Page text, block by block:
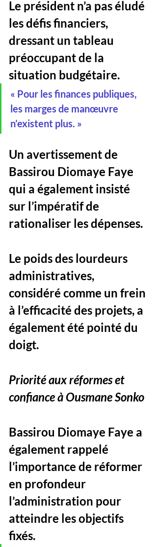
Le président n’a pas éludé
les défis financiers,
dressant un tableau
préoccupant de la
situation budgétaire.
« Pour les finances publiques,
les marges de manœuvre
n’existent plus. »
Un avertissement de
Bassirou Diomaye Faye
qui a également insisté
sur l’impératif de
rationaliser les dépenses.
Le poids des lourdeurs
administratives,
considéré comme un frein
à l’efficacité des projets, a
également été pointé du
doigt.
Priorité aux réformes et
confiance à Ousmane Sonko
Bassirou Diomaye Faye a
également rappelé
l’importance de réformer
en profondeur
l’administration pour
atteindre les objectifs
fixés.